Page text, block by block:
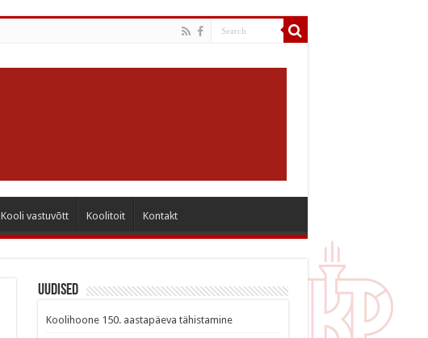
Kooli vastuvõtt Koolitoit Kontakt
Uudised
Koolihoone 150. aastapäeva tähistamine